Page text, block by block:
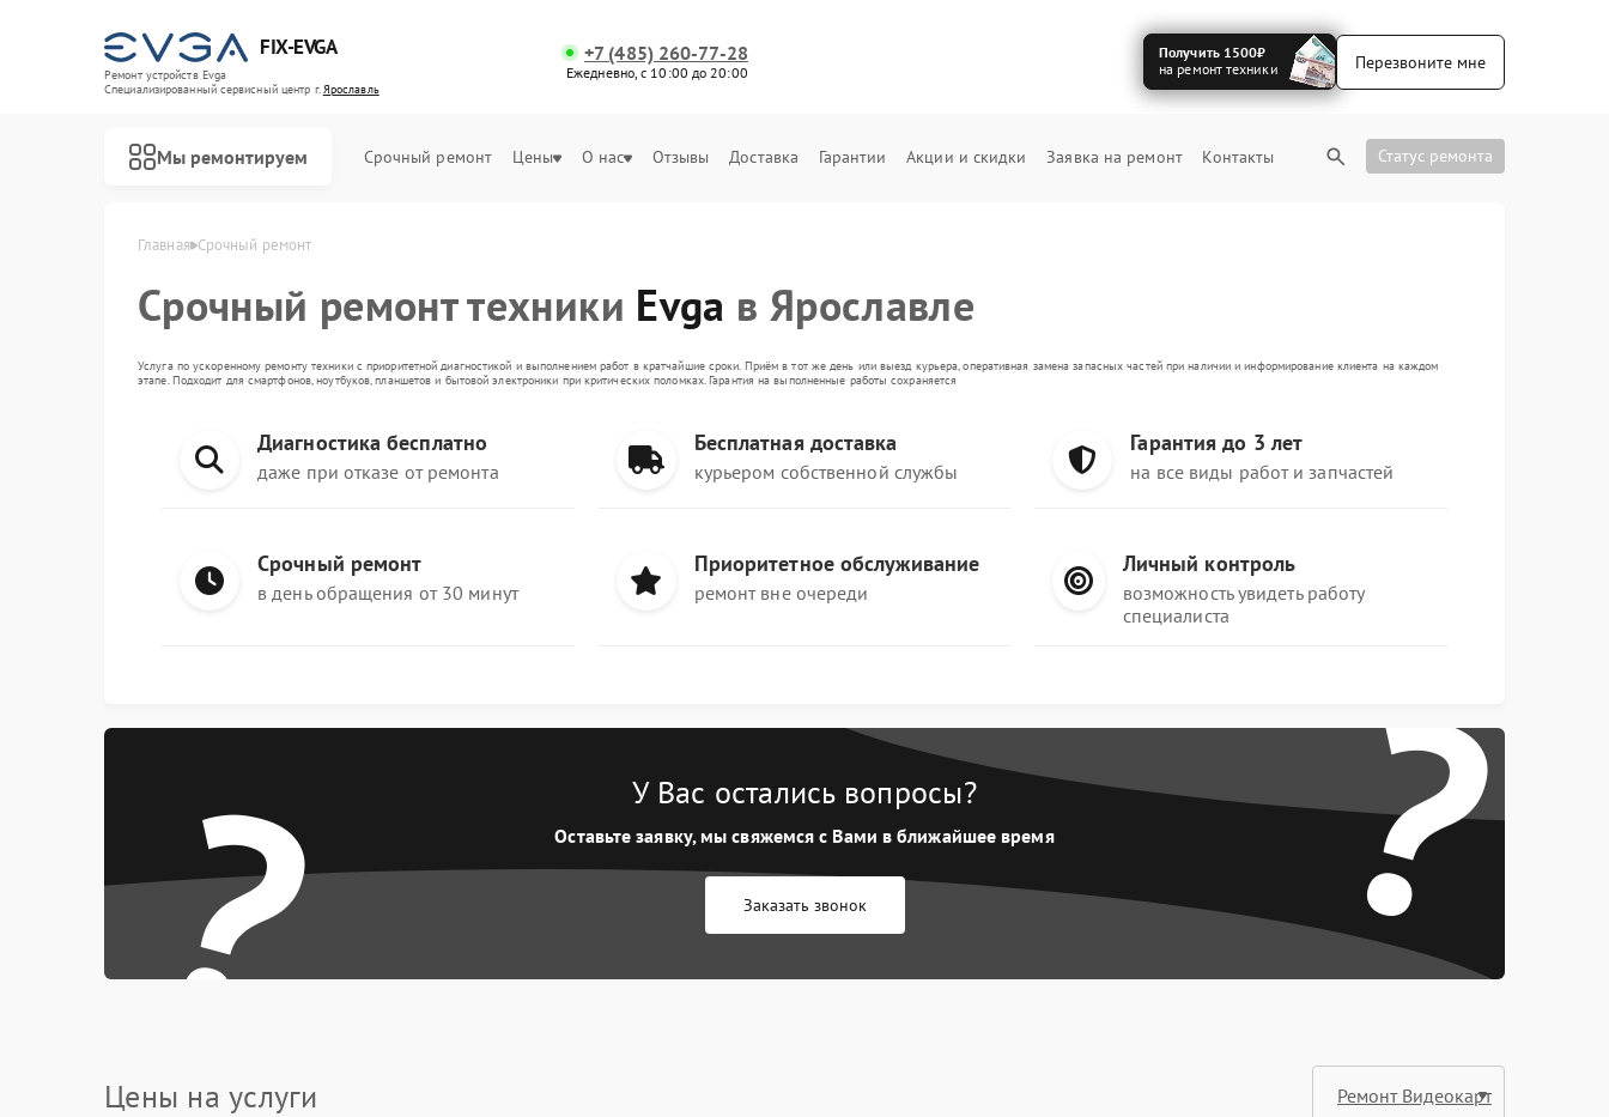
FIX-EVGA
Ремонт устройств Evga
Специализированный cервисный центр г.Ярославль
+7 (485) 260-77-28
Ежедневно, с 10:00 до 20:00
Получить 1500₽
на ремонт техники
Перезвоните мне
Мы ремонтируем Срочный ремонт Цены О нас Отзывы Доставка Гарантии Акции и скидки Заявка на ремонт Контакты Статус ремонта
Главная Срочный ремонт
Срочный ремонт техники Evga в Ярославле
Услуга по ускоренному ремонту техники с приоритетной диагностикой и выполнением работ в кратчайшие сроки. Приём в тот же день или выезд курьера, оперативная замена запасных частей при наличии и информирование клиента на каждом
этапе. Подходит для смартфонов, ноутбуков, планшетов и бытовой электроники при критических поломках. Гарантия на выполненные работы сохраняется
Диагностика бесплатно
даже при отказе от ремонта
Бесплатная доставка
курьером собственной службы
Гарантия до 3 лет
на все виды работ и запчастей
Срочный ремонт
в день обращения от 30 минут
Приоритетное обслуживание
ремонт вне очереди
Личный контроль
возможность увидеть работу
специалиста
? ?
У Вас остались вопросы?
Оставьте заявку, мы свяжемся с Вами в ближайшее время
Заказать звонок
Цены на услуги